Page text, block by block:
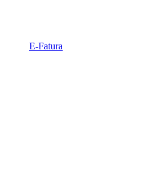
E-Fatura